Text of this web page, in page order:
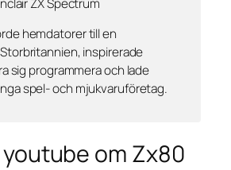
ZX Spectrum
hemdatorer till en
inspirerade
sig programmera och lade
spel- och mjukvaruföretag.
youtube om Zx80